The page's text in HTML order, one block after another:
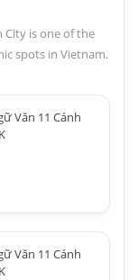
City is one of the
spots in Vietnam.
Văn 11 Cánh
Văn 11 Cánh